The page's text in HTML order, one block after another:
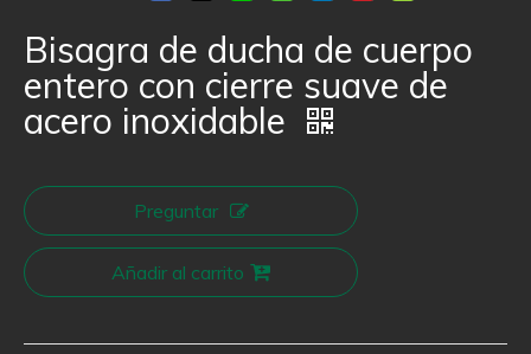
Bisagra de ducha de cuerpo
entero con cierre suave de
acero inoxidable
Preguntar
Añadir al carrito